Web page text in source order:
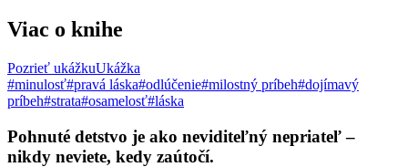
Viac o knihe
Pozrieť ukážkuUkážka
#minulosť#pravá láska#odlúčenie#milostný príbeh#dojímavý
príbeh#strata#osamelosť#láska
Pohnuté detstvo je ako neviditeľný nepriateľ –
nikdy neviete, kedy zaútočí.